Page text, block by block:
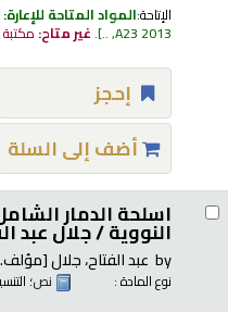
الإتاحة:المواد المتاحة للإعارة:
A23 2013, ..
.غير متاح:
إحجز
أضف إلى السلة
اسلحة الدمار
النووية /جلال عبد
by عبد الفتاح، جلال
نوع المادة : نص؛